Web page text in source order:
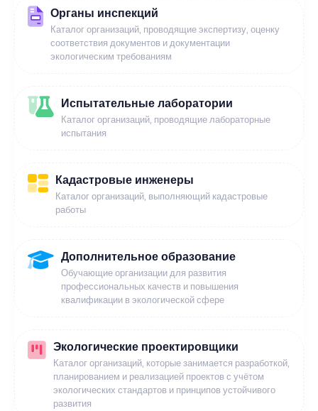
Органы инспекций
Каталог организаций, проводящие экспертизу, оценку
соответствия документов и документации
экологическим требованиям
Испытательные лаборатории
Каталог организаций, проводящие лабораторные
испытания
Кадастровые инженеры
Каталог организаций, выполняющий кадастровые
работы
Дополнительное образование
Обучающие организации для развития
профессиональных качеств и повышения
квалификации в экологической сфере
Экологические проектировщики
Каталог организаций, которые занимается разработкой,
планированием и реализацией проектов с учётом
экологических стандартов и принципов устойчивого
развития